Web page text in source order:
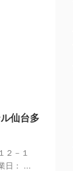
仙台多
－１
日： ...